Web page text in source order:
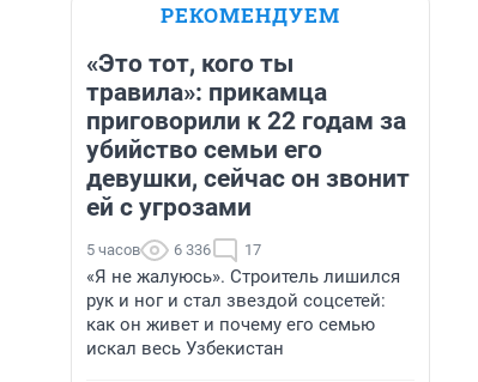
РЕКОМЕНДУЕМ
«Это тот, кого ты
травила»: прикамца
приговорили к 22 годам за
убийство семьи его
девушки, сейчас он звонит
ей с угрозами
5 часов 6 336 17
«Я не жалуюсь». Строитель лишился
рук и ног и стал звездой соцсетей:
как он живет и почему его семью
искал весь Узбекистан